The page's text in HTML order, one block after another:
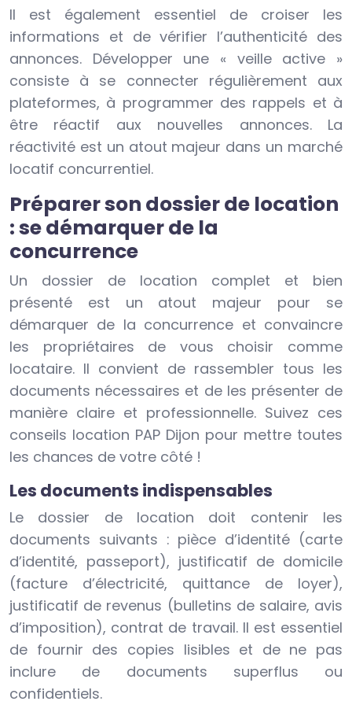
Il est également essentiel de croiser les
informations et de vérifier l’authenticité des
annonces. Développer une « veille active »
consiste à se connecter régulièrement aux
plateformes, à programmer des rappels et à
être réactif aux nouvelles annonces. La
réactivité est un atout majeur dans un marché
locatif concurrentiel.
Préparer son dossier de location
: se démarquer de la
concurrence
Un dossier de location complet et bien
présenté est un atout majeur pour se
démarquer de la concurrence et convaincre
les propriétaires de vous choisir comme
locataire. Il convient de rassembler tous les
documents nécessaires et de les présenter de
manière claire et professionnelle. Suivez ces
conseils location PAP Dijon pour mettre toutes
les chances de votre côté !
Les documents indispensables
Le dossier de location doit contenir les
documents suivants : pièce d’identité (carte
d’identité, passeport), justificatif de domicile
(facture d’électricité, quittance de loyer),
justificatif de revenus (bulletins de salaire, avis
d’imposition), contrat de travail. Il est essentiel
de fournir des copies lisibles et de ne pas
inclure de documents superflus ou
confidentiels.